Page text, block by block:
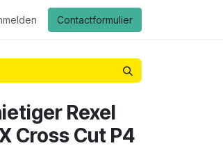
Contactformulier
Rexel
Cross Cut P4